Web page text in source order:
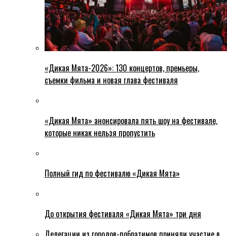
«Дикая Мята-2026»: 130 концертов, премьеры,
съемки фильма и новая глава фестиваля
«Дикая Мята» анонсировала пять шоу на фестивале,
которые никак нельзя пропустить
Полный гид по фестивалю «Дикая Мята»
До открытия фестиваля «Дикая Мята» три дня